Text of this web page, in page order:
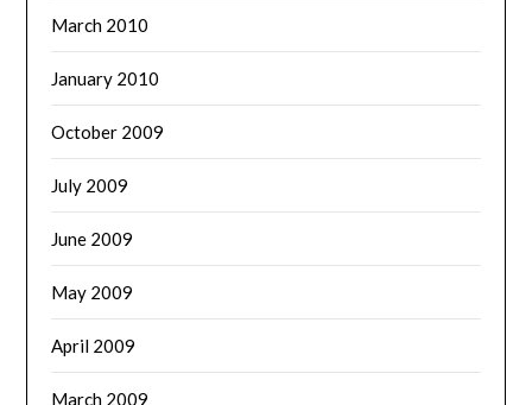
March 2010
January 2010
October 2009
July 2009
June 2009
May 2009
April 2009
March 2009